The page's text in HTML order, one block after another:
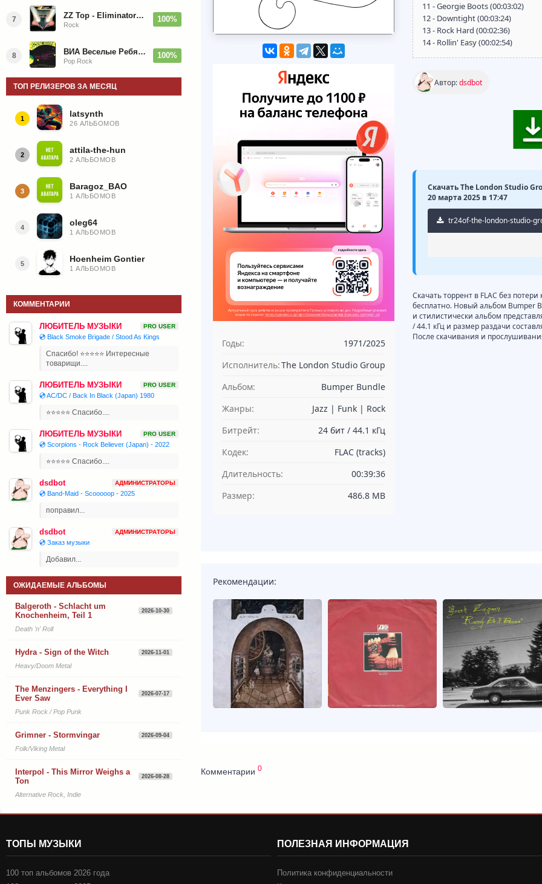
Годы:
1971/2025
Исполнитель:The London Studio Group
Альбом:
Bumper Bundle
Жанры:
Jazz | Funk | Rock
Битрейт:
24 бит / 44.1 кГц
Кодек:
FLAC (tracks)
Длительность:
00:39:36
Размер:
486.8 MB
11 - Georgie Boots (00:03:02)
12 - Downtight (00:03:24)
13 - Rock Hard (00:02:36)
14 - Rollin' Easy (00:02:54)
Автор:dsdbot
Скачать The London Studio
20 марта 2025 в 17:47
tr24of-the-london-studio-
Скачать торрент в FLAC без
бесплатно. Новый альбом Bumper
и стилистически альбом
/ 44.1 кГц и размер раздачи
После скачивания и
Рекомендации:
Комментарии 0
7 ZZ Top - Eliminator 1983
Rock
100%
8 ВИА Веселые Ребята - Любовь - Огромная Страна - 1974/2026
Pop Rock
100%
ТОП РЕЛИЗЕРОВ ЗА МЕСЯЦ
1 latsynth
26 АЛЬБОМОВ
2 attila-the-hun
2 АЛЬБОМОВ
3 Baragoz_BAO
1 АЛЬБОМОВ
4 oleg64
1 АЛЬБОМОВ
5 Hoenheim Gontier
1 АЛЬБОМОВ
КОММЕНТАРИИ
ЛЮБИТЕЛЬ МУЗЫКИ PRO USER
💿 Black Smoke Brigade / Stood As Kings
Спасибо! ⭐⭐⭐⭐⭐ Интересные
товарищи....
ЛЮБИТЕЛЬ МУЗЫКИ PRO USER
💿 AC/DC / Back In Black (Japan) 1980
⭐⭐⭐⭐⭐ Спасибо....
ЛЮБИТЕЛЬ МУЗЫКИ PRO USER
💿 Scorpions - Rock Believer (Japan) - 2022
⭐⭐⭐⭐⭐ Спасибо....
dsdbot АДМИНИСТРАТОРЫ
💿 Band-Maid - Scooooop - 2025
поправил...
dsdbot АДМИНИСТРАТОРЫ
💿 Заказ музыки
Добавил...
ОЖИДАЕМЫЕ АЛЬБОМЫ
Balgeroth - Schlacht um
Knochenheim, Teil 1
2026-10-30
Death 'n' Roll
Hydra - Sign of the Witch 2026-11-01
Heavy/Doom Metal
The Menzingers - Everything I
Ever Saw
2026-07-17
Punk Rock / Pop Punk
Grimner - Stormvingar 2026-09-04
Folk/Viking Metal
Interpol - This Mirror Weighs a
Ton
2026-08-28
Alternative Rock, Indie
ТОПЫ МУЗЫКИ
100 топ альбомов 2026 года
ПОЛЕЗНАЯ ИНФОРМАЦИЯ
Политика конфиденциальности